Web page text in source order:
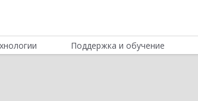
Поддержка и обучение